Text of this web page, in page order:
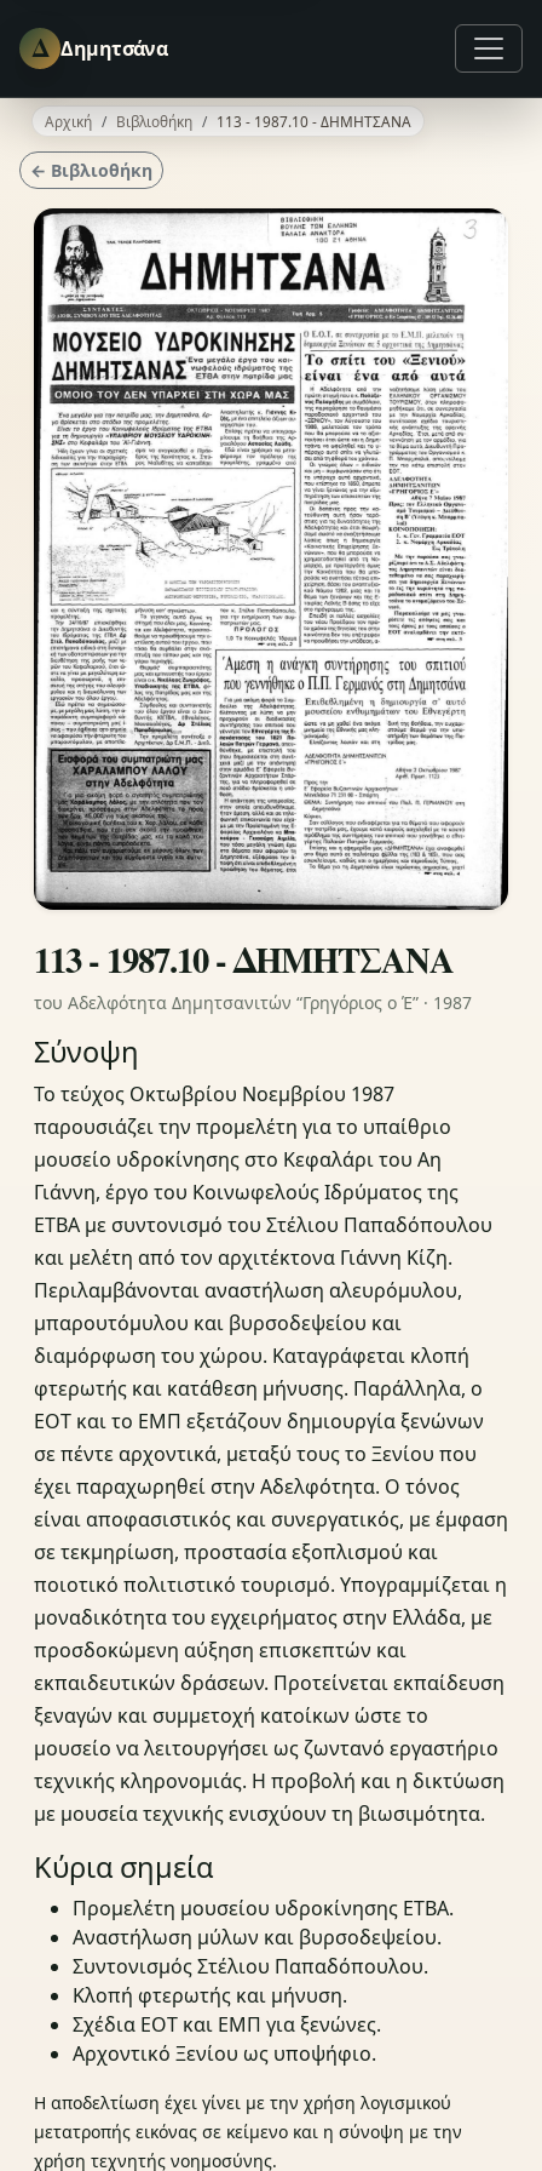
Δ Δημητσάνα
Αρχική Βιβλιοθήκη 113 - 1987.10 - ΔΗΜΗΤΣΑΝΑ
← Βιβλιοθήκη
113 - 1987.10 - ΔΗΜΗΤΣΑΝΑ
του Αδελφότητα Δημητσανιτών “Γρηγόριος ο Έ” · 1987
Σύνοψη
Το τεύχος Οκτωβρίου Νοεμβρίου 1987
παρουσιάζει την προμελέτη για το υπαίθριο
μουσείο υδροκίνησης στο Κεφαλάρι του Αη
Γιάννη, έργο του Κοινωφελούς Ιδρύματος της
ΕΤΒΑ με συντονισμό του Στέλιου Παπαδόπουλου
και μελέτη από τον αρχιτέκτονα Γιάννη Κίζη.
Περιλαμβάνονται αναστήλωση αλευρόμυλου,
μπαρουτόμυλου και βυρσοδεψείου και
διαμόρφωση του χώρου. Καταγράφεται κλοπή
φτερωτής και κατάθεση μήνυσης. Παράλληλα, ο
ΕΟΤ και το ΕΜΠ εξετάζουν δημιουργία ξενώνων
σε πέντε αρχοντικά, μεταξύ τους το Ξενίου που
έχει παραχωρηθεί στην Αδελφότητα. Ο τόνος
είναι αποφασιστικός και συνεργατικός, με έμφαση
σε τεκμηρίωση, προστασία εξοπλισμού και
ποιοτικό πολιτιστικό τουρισμό. Υπογραμμίζεται η
μοναδικότητα του εγχειρήματος στην Ελλάδα, με
προσδοκώμενη αύξηση επισκεπτών και
εκπαιδευτικών δράσεων. Προτείνεται εκπαίδευση
ξεναγών και συμμετοχή κατοίκων ώστε το
μουσείο να λειτουργήσει ως ζωντανό εργαστήριο
τεχνικής κληρονομιάς. Η προβολή και η δικτύωση
με μουσεία τεχνικής ενισχύουν τη βιωσιμότητα.
Κύρια σημεία
Προμελέτη μουσείου υδροκίνησης ΕΤΒΑ.
Αναστήλωση μύλων και βυρσοδεψείου.
Συντονισμός Στέλιου Παπαδόπουλου.
Κλοπή φτερωτής και μήνυση.
Σχέδια ΕΟΤ και ΕΜΠ για ξενώνες.
Αρχοντικό Ξενίου ως υποψήφιο.
Η αποδελτίωση έχει γίνει με την χρήση λογισμικού
μετατροπής εικόνας σε κείμενο και η σύνοψη με την
χρήση τεχνητής νοημοσύνης.